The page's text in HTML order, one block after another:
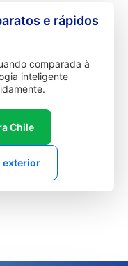
e rápidos
comparada à
inteligente
Chile
exterior